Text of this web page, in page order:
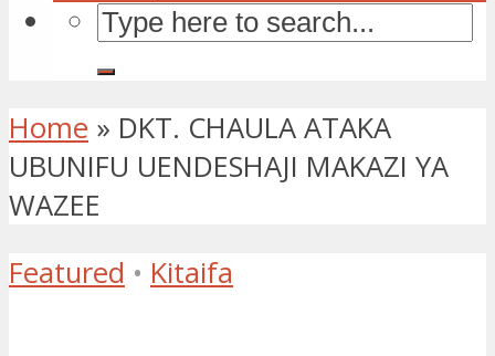
Home » DKT. CHAULA ATAKA
UBUNIFU UENDESHAJI MAKAZI YA
WAZEE
Featured • Kitaifa